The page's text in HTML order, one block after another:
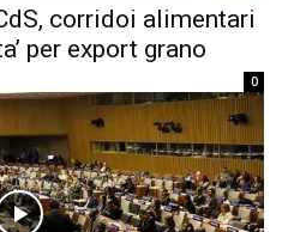
corridoi alimentari
per export grano
0